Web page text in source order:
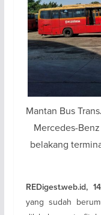
Mantan Bus
Mercedes-
belakang
REDigest.web.id,
yang sudah